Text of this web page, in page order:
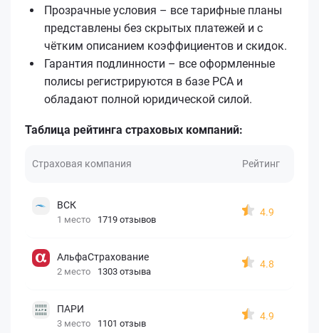
Прозрачные условия – все тарифные планы
представлены без скрытых платежей и с
чётким описанием коэффициентов и скидок.
Гарантия подлинности – все оформленные
полисы регистрируются в базе РСА и
обладают полной юридической силой.
Таблица рейтинга страховых компаний:
Страховая компания Рейтинг
ВСК
1 место 1719 отзывов
4.9
АльфаСтрахование
2 место 1303 отзыва
4.8
ПАРИ
3 место 1101 отзыв
4.9